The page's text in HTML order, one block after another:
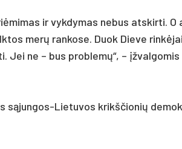
ir vyk­dy­mas ne­bus at­skir­ti.
merų ran­ko­se. Duok Die­ve
Jei ne – bus pro­blemų“, –
sąjun­gos-Lie­tu­vos krikš­čio­nių